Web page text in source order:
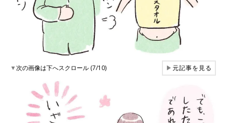
▼次の画像は下へスクロール (7/10) ▶元記事を見る